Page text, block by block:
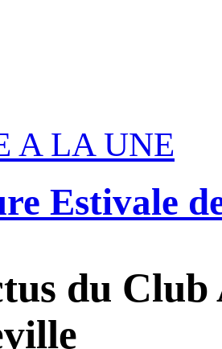
A LA UNE
Estivale
du Club